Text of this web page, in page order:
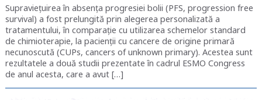
Supravieţuirea în absenţa progresiei bolii (PFS, progression free
survival) a fost prelungită prin alegerea personalizată a
tratamentului, în comparație cu utilizarea schemelor standard
de chimioterapie, la pacienţii cu cancere de origine primară
necunoscută (CUPs, cancers of unknown primary). Acestea sunt
rezultatele a două studii prezentate în cadrul ESMO Congress
de anul acesta, care a avut […]